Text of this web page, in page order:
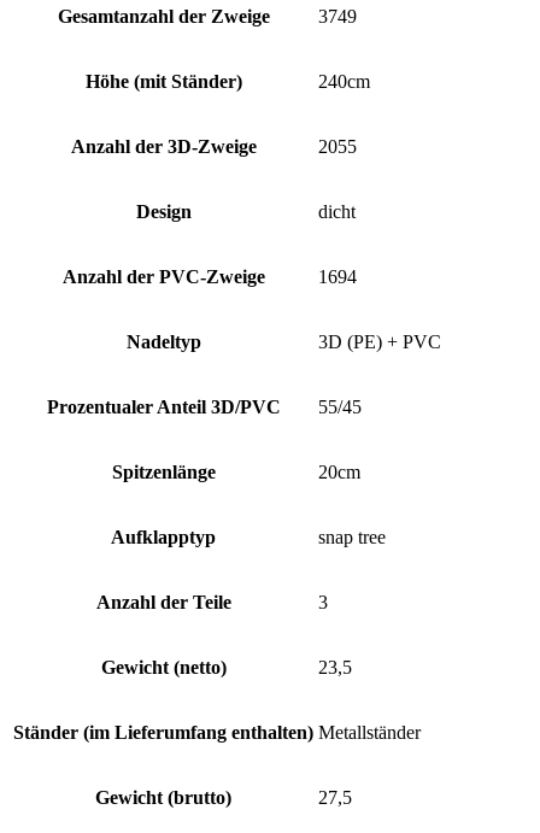
Gesamtanzahl der Zweige 3749
Höhe (mit Ständer) 240cm
Anzahl der 3D-Zweige 2055
Design dicht
Anzahl der PVC-Zweige 1694
Nadeltyp 3D (PE) + PVC
Prozentualer Anteil 3D/PVC 55/45
Spitzenlänge 20cm
Aufklapptyp snap tree
Anzahl der Teile 3
Gewicht (netto) 23,5
Ständer (im Lieferumfang enthalten) Metallständer
Gewicht (brutto) 27,5